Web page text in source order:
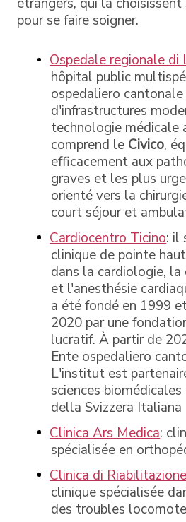
pour se faire soigner.
Ospedale regionale di
hôpital public
ospedaliero
d'infrastructures
technologie médicale
comprend le Civico,
efficacement aux
graves et les plus
orienté vers la
court séjour et
Cardiocentro Ticino: il
clinique de pointe
dans la cardiologie, la
et l'anesthésie
a été fondé en 1999
2020 par une
lucratif. À partir de
Ente ospedaliero
L'institut est
sciences
della Svizzera Italiana
Clinica Ars Medica:
spécialisée en
Clinica di Riabilitazione
clinique spécialisée
des troubles